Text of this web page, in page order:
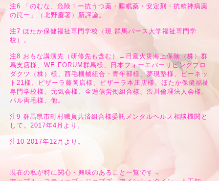
注6 「のむな、危険！ー抗うつ薬・睡眠薬・安定剤・抗精神病薬
の罠ー」（北野慶著）新評論。
注7 ほたか保健福祉専門学校（現 群馬パース大学福祉専門学
校）。
注8 おもな講演先（研修先も含む）→日産火災海上保険（株）群
馬支店様、WE FORUM群馬様、日本フォーエバーリビングプロ
ダクツ（株）様、西毛機械組合・青年部様、夢現塾様、ビーネッ
ト21様、ピザーラ藤岡店様、ピザーラ本庄店様、ほたか保健福祉
専門学校様、元気会様、全逓信労働組合様、渋川倫理法人会様、
パル両毛様、他。
注9 群馬県市町村職員共済組合様委託メンタルヘルス相談機関と
して。2017年4月より。
注10 2017年12月より。
現在の私が特に関心・興味のあること一覧です→